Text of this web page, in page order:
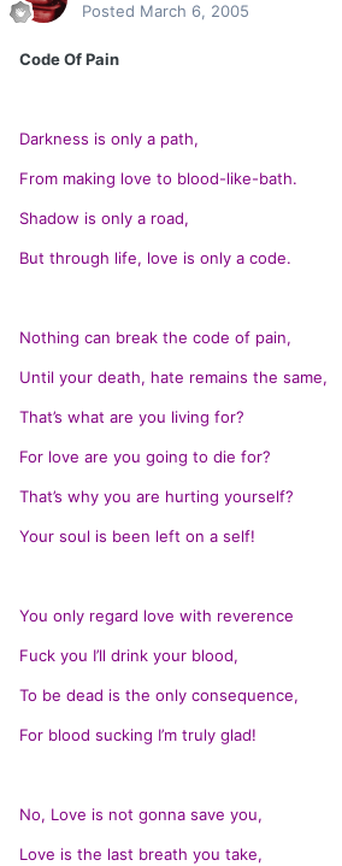
Posted March 6, 2005
Code Of Pain
Darkness is only a path,
From making love to blood-like-bath.
Shadow is only a road,
But through life, love is only a code.
Nothing can break the code of pain,
Until your death, hate remains the same,
That’s what are you living for?
For love are you going to die for?
That’s why you are hurting yourself?
Your soul is been left on a self!
You only regard love with reverence
Fuck you I’ll drink your blood,
To be dead is the only consequence,
For blood sucking I’m truly glad!
No, Love is not gonna save you,
Love is the last breath you take,